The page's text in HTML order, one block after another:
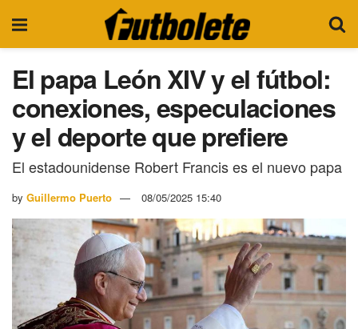
El papa León XIV y el fútbol:
conexiones, especulaciones
y el deporte que prefiere
El estadounidense Robert Francis es el nuevo papa
by Guillermo Puerto 08/05/2025 15:40